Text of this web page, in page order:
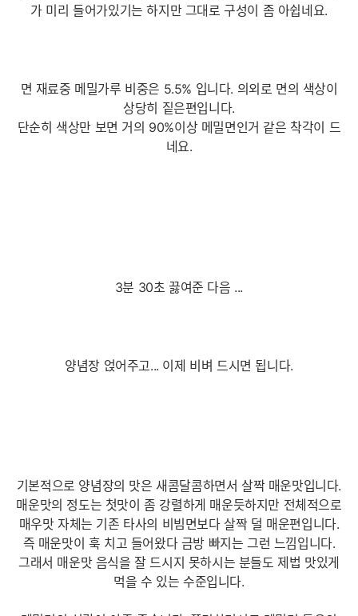
가 미리 들어가있기는 하지만 그대로 구성이 좀 아쉽네요.
면 재료중 메밀가루 비중은 5.5% 입니다. 의외로 면의 색상이
상당히 짙은편입니다.
단순히 색상만 보면 거의 90%이상 메밀면인거 같은 착각이 드
네요.
3분 30초 끓여준 다음 ...
양념장 얹어주고... 이제 비벼 드시면 됩니다.
기본적으로 양념장의 맛은 새콤달콤하면서 살짝 매운맛입니다.
매운맛의 정도는 첫맛이 좀 강렬하게 매운듯하지만 전체적으로
매우맛 자체는 기존 타사의 비빔면보다 살짝 덜 매운편입니다.
즉 매운맛이 훅 치고 들어왔다 금방 빠지는 그런 느낌입니다.
그래서 매운맛 음식을 잘 드시지 못하시는 분들도 제법 맛있게
먹을 수 있는 수준입니다.